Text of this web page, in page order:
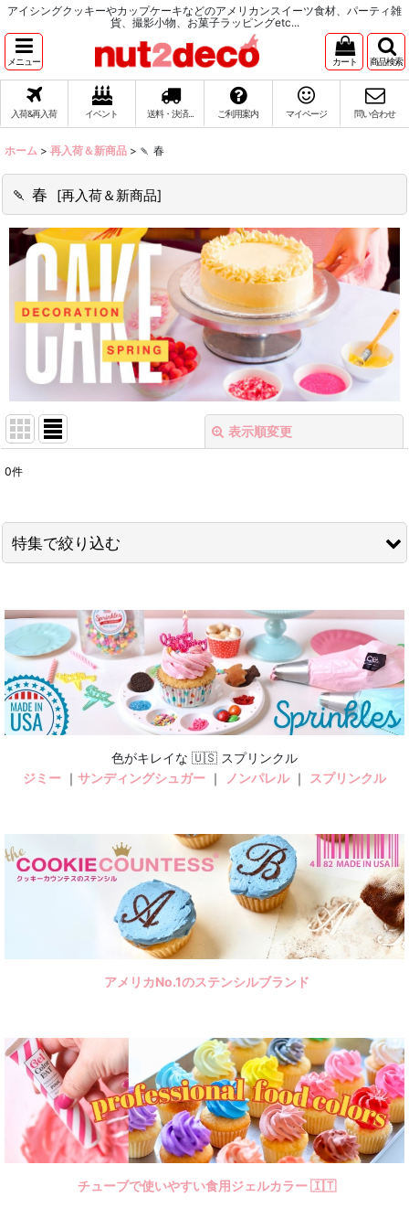
アイシングクッキーやカップケーキなどのアメリカンスイーツ食材、パーティ雑
貨、撮影小物、お菓子ラッピングetc...
メニュー カート 商品検索
入荷&再入荷 イベント 送料・決済... ご利用案内 マイページ 問い合わせ
ホーム > 再入荷＆新商品 > 🍡 春
🍡 春 [再入荷＆新商品]
表示順変更
在庫あり
並び順:
絞り込む
0件
特集で絞り込む
バレンタイン・スプリンクル
＼50%OFF／ポリカーボネート型
クリスマスパーティー
メール便でお届けできる20g
アマゾンFBAからすぐお届けできます
🇺🇸 スプリンクル
🍧 夏
☃️ 冬
🐇 イースター
色がキレイな 🇺🇸 スプリンクル
ジミー ｜ サンディングシュガー ｜ ノンパレル｜ スプリンクル
アメリカNo.1のステンシルブランド
チューブで使いやすい食用ジェルカラー 🇮🇹